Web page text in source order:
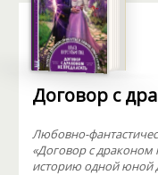
Договор с
Любовно-
«Договор с драконом
историю одной юной